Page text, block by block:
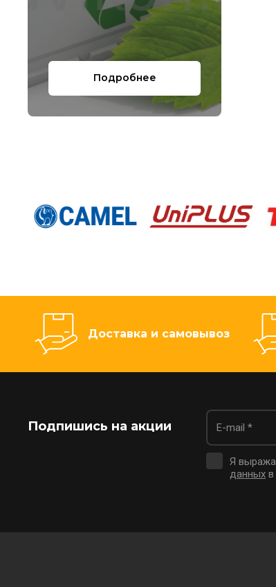
Подробнее
Доставка и самовывоз
Подпишись на акции
Я
данныхв